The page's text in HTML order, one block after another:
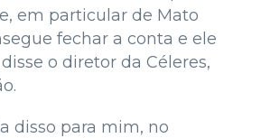
em particular de Mato
fechar a conta e ele
o diretor da Céleres,
disso para mim, no